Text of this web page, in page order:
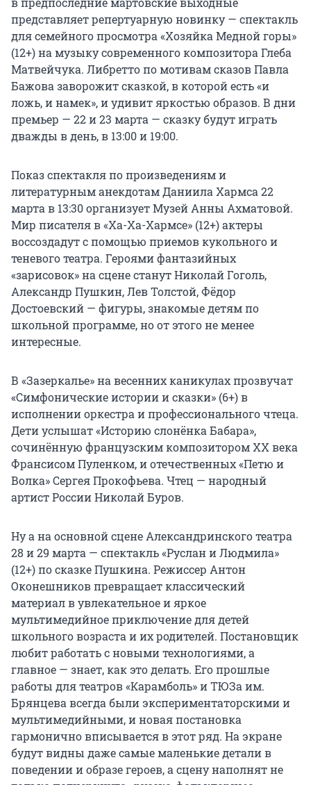
представляет репертуарную новинку — спектакль
для семейного просмотра «Хозяйка Медной горы»
(12+) на музыку современного композитора Глеба
Матвейчука. Либретто по мотивам сказов Павла
Бажова заворожит сказкой, в которой есть «и
ложь, и намек», и удивит яркостью образов. В дни
премьер — 22 и 23 марта — сказку будут играть
дважды в день, в 13:00 и 19:00.
Показ спектакля по произведениям и
литературным анекдотам Даниила Хармса 22
марта в 13:30 организует Музей Анны Ахматовой.
Мир писателя в «Ха-Ха-Хармсе» (12+) актеры
воссоздадут с помощью приемов кукольного и
теневого театра. Героями фантазийных
«зарисовок» на сцене станут Николай Гоголь,
Александр Пушкин, Лев Толстой, Фёдор
Достоевский — фигуры, знакомые детям по
школьной программе, но от этого не менее
интересные.
В «Зазеркалье» на весенних каникулах прозвучат
«Симфонические истории и сказки» (6+) в
исполнении оркестра и профессионального чтеца.
Дети услышат «Историю слонёнка Бабара»,
сочинённую французским композитором ХХ века
Франсисом Пуленком, и отечественных «Петю и
Волка» Сергея Прокофьева. Чтец — народный
артист России Николай Буров.
Ну а на основной сцене Александринского театра
28 и 29 марта — спектакль «Руслан и Людмила»
(12+) по сказке Пушкина. Режиссер Антон
Оконешников превращает классический
материал в увлекательное и яркое
мультимедийное приключение для детей
школьного возраста и их родителей. Постановщик
любит работать с новыми технологиями, а
главное — знает, как это делать. Его прошлые
работы для театров «Карамболь» и ТЮЗа им.
Брянцева всегда были экспериментаторскими и
мультимедийными, и новая постановка
гармонично вписывается в этот ряд. На экране
будут видны даже самые маленькие детали в
поведении и образе героев, а сцену наполнят не